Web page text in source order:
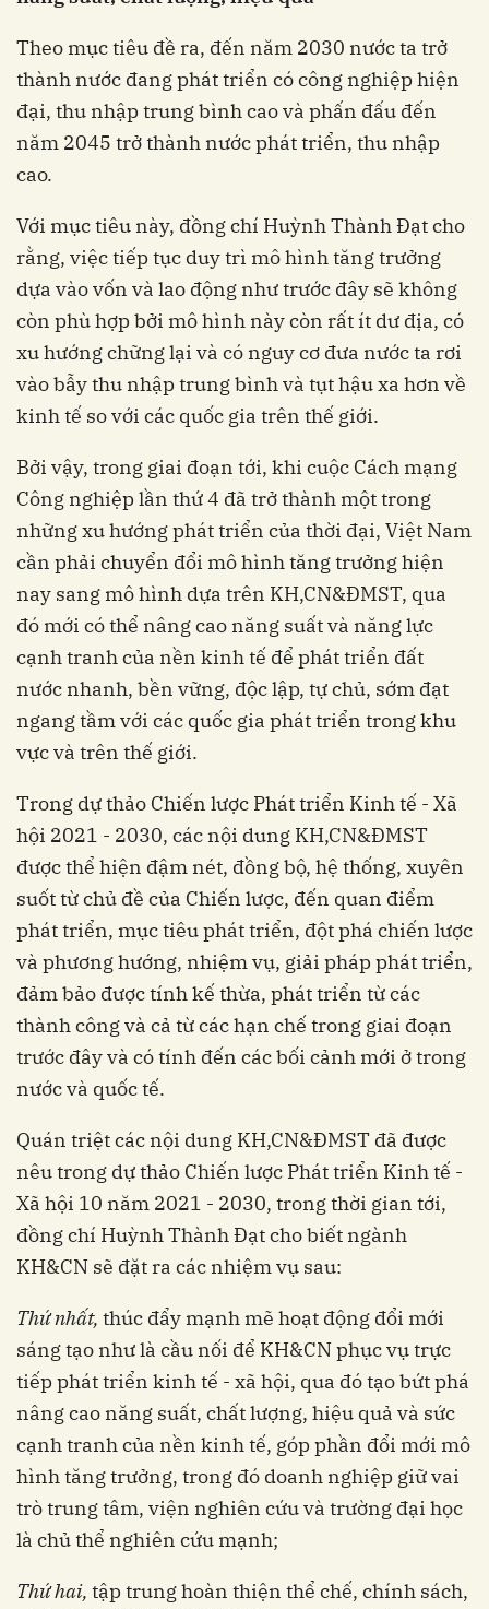
Theo mục tiêu đề ra, đến năm 2030 nước ta trở
thành nước đang phát triển có công nghiệp hiện
đại, thu nhập trung bình cao và phấn đấu đến
năm 2045 trở thành nước phát triển, thu nhập
cao.
Với mục tiêu này, đồng chí Huỳnh Thành Đạt cho
rằng, việc tiếp tục duy trì mô hình tăng trưởng
dựa vào vốn và lao động như trước đây sẽ không
còn phù hợp bởi mô hình này còn rất ít dư địa, có
xu hướng chững lại và có nguy cơ đưa nước ta rơi
vào bẫy thu nhập trung bình và tụt hậu xa hơn về
kinh tế so với các quốc gia trên thế giới.
Bởi vậy, trong giai đoạn tới, khi cuộc Cách mạng
Công nghiệp lần thứ 4 đã trở thành một trong
những xu hướng phát triển của thời đại, Việt Nam
cần phải chuyển đổi mô hình tăng trưởng hiện
nay sang mô hình dựa trên KH,CN&ĐMST, qua
đó mới có thể nâng cao năng suất và năng lực
cạnh tranh của nền kinh tế để phát triển đất
nước nhanh, bền vững, độc lập, tự chủ, sớm đạt
ngang tầm với các quốc gia phát triển trong khu
vực và trên thế giới.
Trong dự thảo Chiến lược Phát triển Kinh tế - Xã
hội 2021 - 2030, các nội dung KH,CN&ĐMST
được thể hiện đậm nét, đồng bộ, hệ thống, xuyên
suốt từ chủ đề của Chiến lược, đến quan điểm
phát triển, mục tiêu phát triển, đột phá chiến lược
và phương hướng, nhiệm vụ, giải pháp phát triển,
đảm bảo được tính kế thừa, phát triển từ các
thành công và cả từ các hạn chế trong giai đoạn
trước đây và có tính đến các bối cảnh mới ở trong
nước và quốc tế.
Quán triệt các nội dung KH,CN&ĐMST đã được
nêu trong dự thảo Chiến lược Phát triển Kinh tế -
Xã hội 10 năm 2021 - 2030, trong thời gian tới,
đồng chí Huỳnh Thành Đạt cho biết ngành
KH&CN sẽ đặt ra các nhiệm vụ sau:
Thứ nhất, thúc đẩy mạnh mẽ hoạt động đổi mới
sáng tạo như là cầu nối để KH&CN phục vụ trực
tiếp phát triển kinh tế - xã hội, qua đó tạo bứt phá
nâng cao năng suất, chất lượng, hiệu quả và sức
cạnh tranh của nền kinh tế, góp phần đổi mới mô
hình tăng trưởng, trong đó doanh nghiệp giữ vai
trò trung tâm, viện nghiên cứu và trường đại học
là chủ thể nghiên cứu mạnh;
Thứ hai, tập trung hoàn thiện thể chế, chính sách,